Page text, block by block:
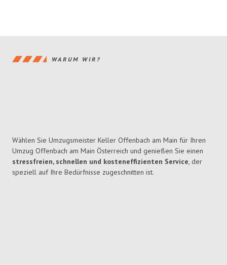
WARUM WIR?
Wählen Sie Umzugsmeister Keller Offenbach am Main für Ihren
Umzug Offenbach am Main Österreich und genießen Sie einen
stressfreien, schnellen und kosteneffizienten Service, der
speziell auf Ihre Bedürfnisse zugeschnitten ist.